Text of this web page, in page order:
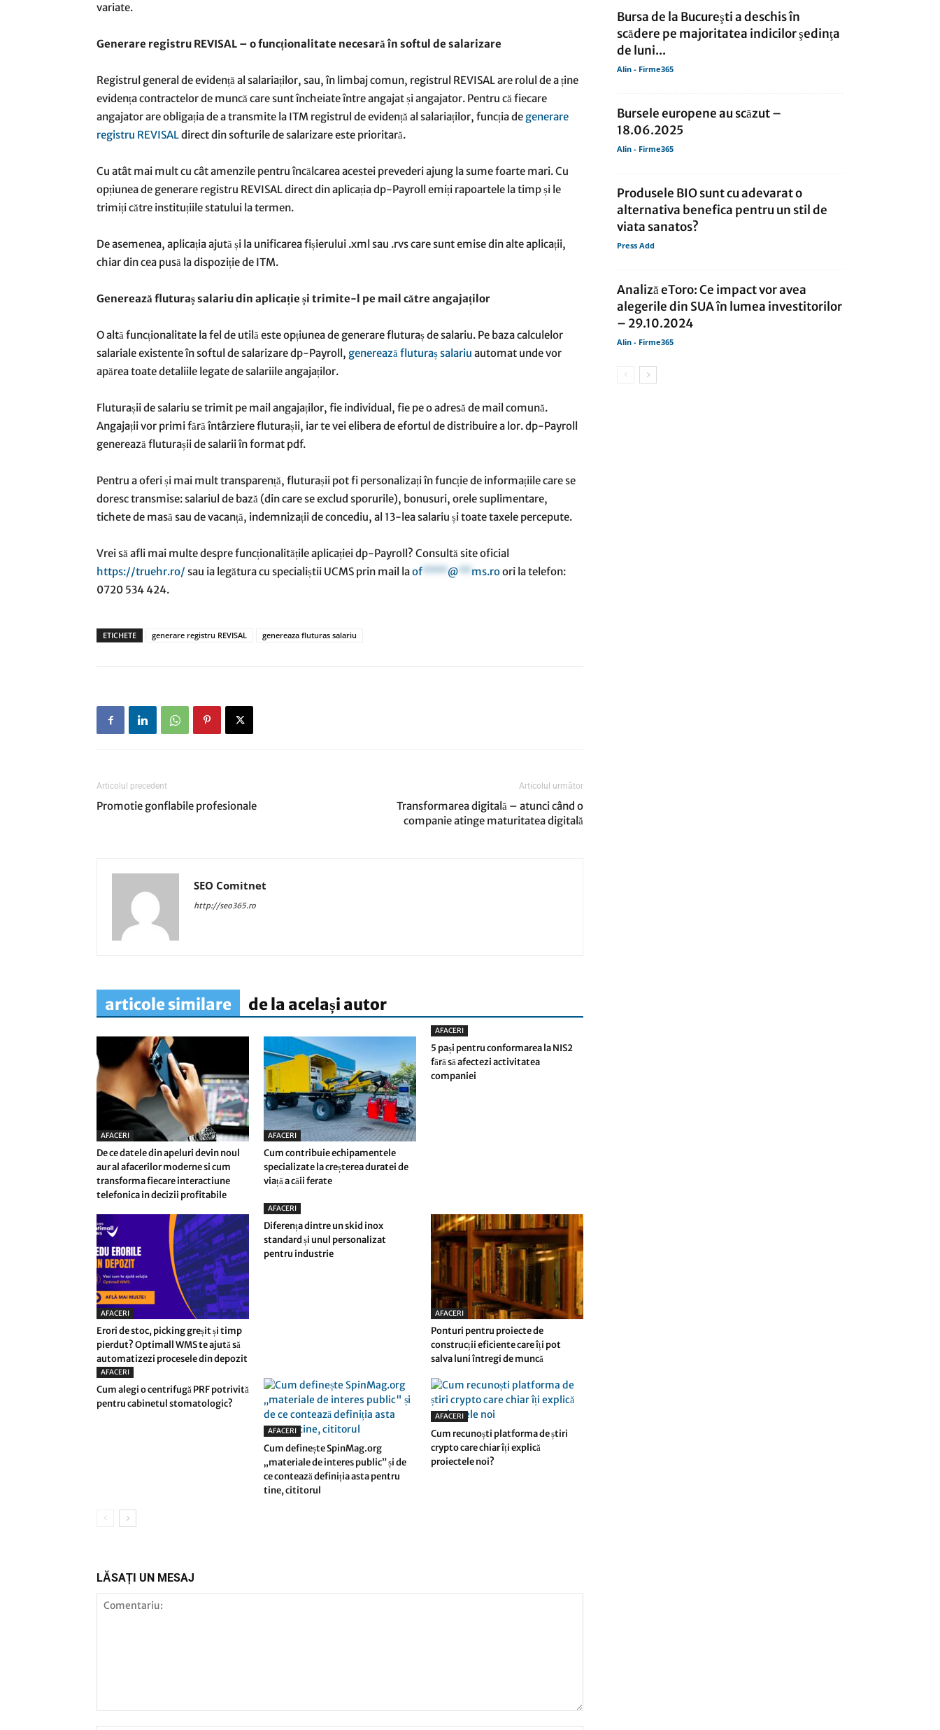
variate.
Generare registru REVISAL – o funcționalitate necesară în softul de salarizare
Registrul general de evidență al salariaților, sau, în limbaj comun, registrul REVISAL are rolul de a ține
evidența contractelor de muncă care sunt încheiate între angajat și angajator. Pentru că fiecare
angajator are obligația de a transmite la ITM registrul de evidență al salariaților, funcția de generare
registru REVISALdirect din softurile de salarizare este prioritară.
Cu atât mai mult cu cât amenzile pentru încălcarea acestei prevederi ajung la sume foarte mari. Cu
opțiunea de generare registru REVISAL direct din aplicația dp-Payroll emiți rapoartele la timp și le
trimiți către instituțiile statului la termen.
De asemenea, aplicația ajută și la unificarea fișierului .xml sau .rvs care sunt emise din alte aplicații,
chiar din cea pusă la dispoziție de ITM.
Generează fluturaș salariu din aplicație și trimite-l pe mail către angajaților
O altă funcționalitate la fel de utilă este opțiunea de generare fluturaș de salariu. Pe baza calculelor
salariale existente în softul de salarizare dp-Payroll, generează fluturaș salariu automat unde vor
apărea toate detaliile legate de salariile angajaților.
Fluturașii de salariu se trimit pe mail angajaților, fie individual, fie pe o adresă de mail comună.
Angajații vor primi fără întârziere fluturașii, iar te vei elibera de efortul de distribuire a lor. dp-Payroll
generează fluturașii de salarii în format pdf.
Pentru a oferi și mai mult transparență, fluturașii pot fi personalizați în funcție de informațiile care se
doresc transmise: salariul de bază (din care se exclud sporurile), bonusuri, orele suplimentare,
tichete de masă sau de vacanță, indemnizații de concediu, al 13-lea salariu și toate taxele percepute.
Vrei să afli mai multe despre funcționalitățile aplicației dp-Payroll? Consultă site oficial
https://truehr.ro/ sau ia legătura cu specialiștii UCMS prin mail laof****@**ms.roori la telefon:
0720 534 424.
ETICHETE generare registru REVISAL genereaza fluturas salariu
Articolul precedent
Promotie gonflabile profesionale
Articolul următor
Transformarea digitală – atunci când o
companie atinge maturitatea digitală
SEO Comitnet
http://seo365.ro
articole similare de la același autor
AFACERI
De ce datele din apeluri devin noul
aur al afacerilor moderne si cum
transforma fiecare interactiune
telefonica in decizii profitabile
AFACERI
Cum contribuie echipamentele
specializate la creșterea duratei de
viață a căii ferate
AFACERI
5 pași pentru conformarea la NIS2
fără să afectezi activitatea
companiei
AFACERI
Erori de stoc, picking greșit și timp
pierdut? Optimall WMS te ajută să
automatizezi procesele din depozit
AFACERI
Diferența dintre un skid inox
standard și unul personalizat
pentru industrie
AFACERI
Ponturi pentru proiecte de
construcții eficiente care îți pot
salva luni întregi de muncă
AFACERI
Cum alegi o centrifugă PRF potrivită
pentru cabinetul stomatologic?
AFACERI
Cum definește SpinMag.org
„materiale de interes public” și de
ce contează definiția asta pentru
tine, cititorul
AFACERI
Cum recunoști platforma de știri
crypto care chiar îți explică
proiectele noi?
LĂSAȚI UN MESAJ
Bursa de la Bucureşti a deschis în
scădere pe majoritatea indicilor şedinţa
de luni...
Alin - Firme365
Bursele europene au scăzut –
18.06.2025
Alin - Firme365
Produsele BIO sunt cu adevarat o
alternativa benefica pentru un stil de
viata sanatos?
Press Add
Analiză eToro: Ce impact vor avea
alegerile din SUA în lumea investitorilor
– 29.10.2024
Alin - Firme365